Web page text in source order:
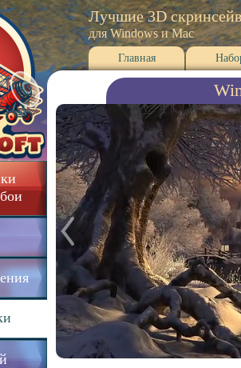
Лучшие 3D
для Windows и Mac
Главная